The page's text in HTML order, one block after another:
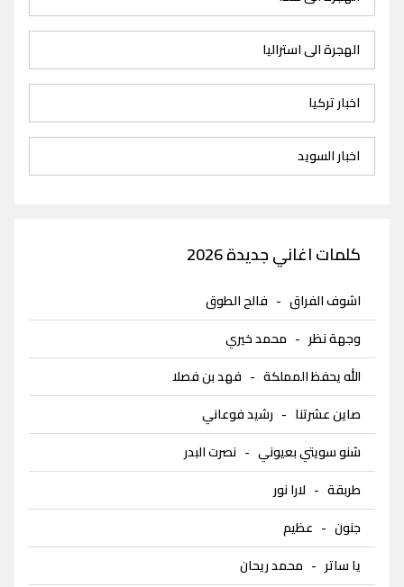
الهجرة الى استراليا
اخبار تركيا
اخبار السويد
كلمات اغاني جديدة 2026
اشوف الفراق - فالح الطوق
وجهة نظر - محمد خيري
الله يحفظ المملكة - فهد بن فصلا
صاين عشرتنا - رشيد فوعاني
شنو سويتي بعيوني - نصرت البدر
طربقة - لارا نور
جنون - عظيم
يا ساتر - محمد ريحان